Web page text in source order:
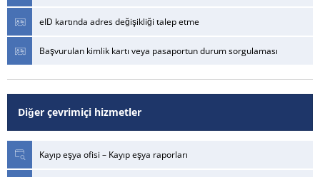
eID kartında adres değişikliği talep etme
Başvurulan kimlik kartı veya pasaportun durum sorgulaması
Diğer çevrimiçi hizmetler
Kayıp eşya ofisi – Kayıp eşya raporları